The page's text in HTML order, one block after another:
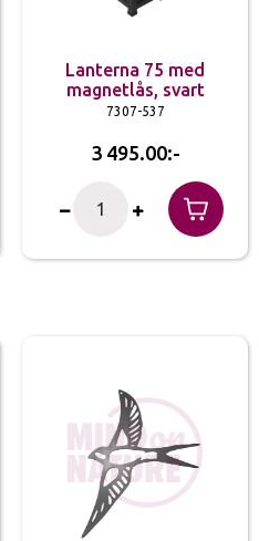
Lanterna 75 med
magnetlås, svart
7307-537
3 495.00